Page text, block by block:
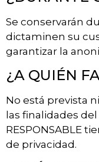
Se conservarán
dictaminen su
garantizar la
¿A QUIÉN
No está prevista
las finalidades
RESPONSABLE
de privacidad.